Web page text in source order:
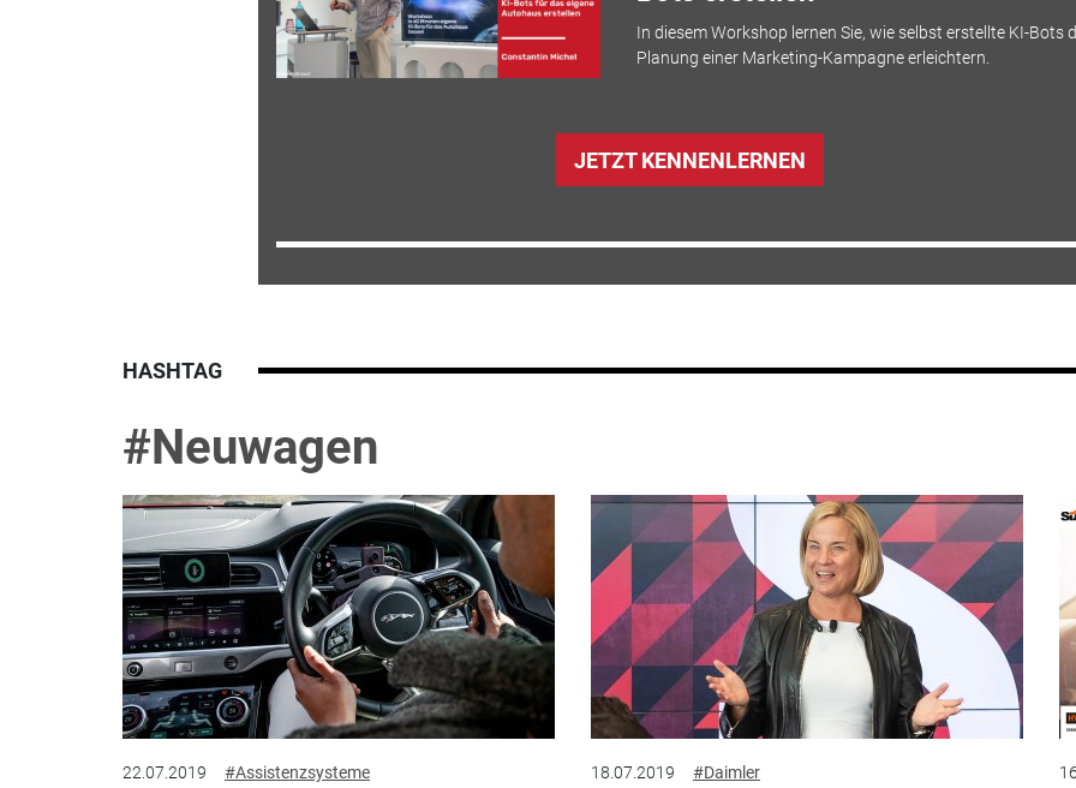
In diesem Workshop lernen Sie, wie selbst erstellte KI-Bots
Planung einer Marketing-Kampagne erleichtern.
JETZT KENNENLERNEN
HASHTAG
#Neuwagen
22.07.2019 #Assistenzsysteme 18.07.2019 #Daimler